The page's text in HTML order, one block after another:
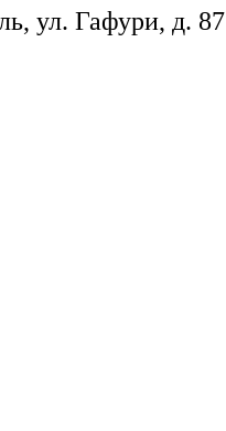
ул. Гафури, д. 87